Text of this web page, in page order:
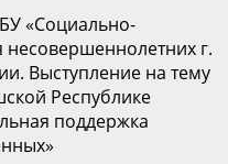
«Социально-
г.
Выступление на тему
Республике
поддержка